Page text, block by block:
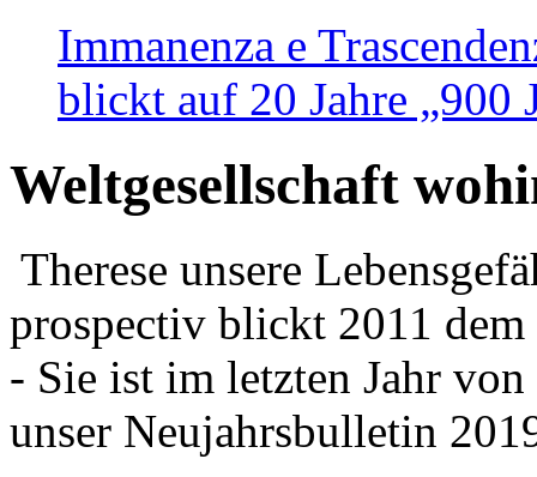
Immanenza e
blickt auf 20 Jahre „900
Weltgesellschaft
Therese unsere
prospectiv blickt 2011
- Sie ist im letzten Jahr
unser Neujahrsbulletin